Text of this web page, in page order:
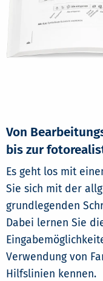
Von
bis zur
Es geht los mit
Sie sich mit der
grundlegenden
Dabei lernen Sie
Verwendung von
Hilfslinien kennen.